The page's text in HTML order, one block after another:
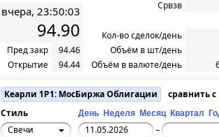
вчера, 23:50:03
94.90
Пред закр
94.46
Открытие
94.44
Срвзв
Кол-во сделок/день
Объём в шт/день
Объём в валюте/день
Кеарли 1Р1: МосБиржа Облигации
сравнить
Стиль
День Неделя Месяц Квартал
Свечи
–